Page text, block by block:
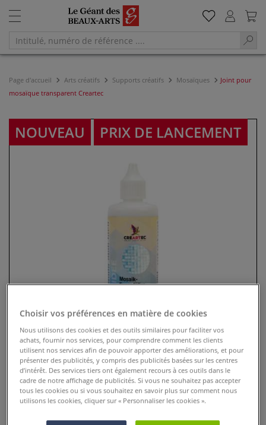
Page d'accueil Arts créatifs Supports créatifs Mosaïques
Joint pour
mosaïque transparent Creartec
NOUVEAU PRIX DE LANCEMENT
Choisir vos préférences en matière de cookies
Nous utilisons des cookies et des outils similaires pour faciliter vos
achats, fournir nos services, pour comprendre comment les clients
utilisent nos services afin de pouvoir apporter des améliorations, et pour
présenter des publicités, y compris des publicités basées sur les centres
d’intérêt. Des services tiers ont également recours à ces outils dans le
cadre de notre affichage de publicités. Si vous ne souhaitez pas accepter
tous les cookies ou si vous souhaitez en savoir plus sur comment nous
utilisons les cookies, cliquer sur « Personnaliser les cookies ».